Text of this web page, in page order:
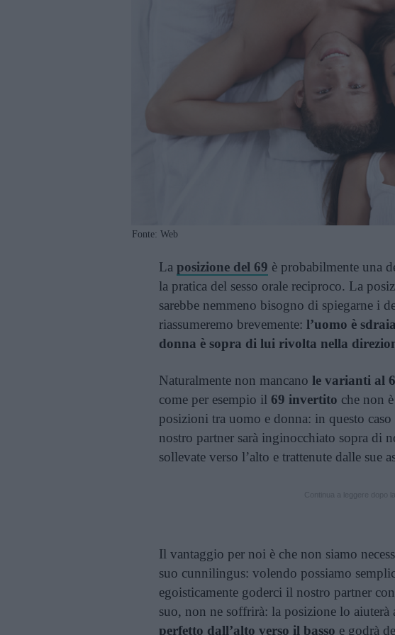
Fonte: Web
La posizione del 69 è probabilmente una
la pratica del sesso orale reciproco. La
sarebbe nemmeno bisogno di spiegarne i
riassumeremo brevemente: l’uomo è
donna è sopra di lui rivolta nella
Naturalmente non mancano le varianti al
come per esempio il 69 invertito che non
posizioni tra uomo e donna: in questo
nostro partner sarà inginocchiato sopra di
sollevate verso l’alto e trattenute dalle sue
Il vantaggio per noi è che non siamo
suo cunnilingus: volendo possiamo
egoisticamente goderci il nostro partner
suo, non ne soffrirà: la posizione lo aiuterà
perfetto dall’alto verso il basso e godrà